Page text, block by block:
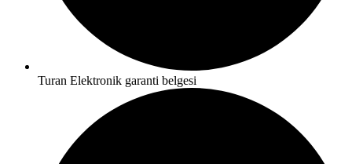
Turan Elektronik garanti belgesi